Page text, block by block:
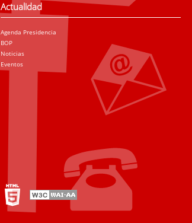
Actualidad
Agenda Presidencia
BOP
Noticias
Eventos